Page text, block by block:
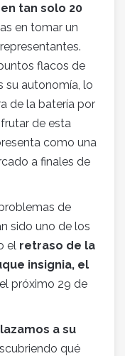
tan solo 20
en tomar un
flacos de
su autonomía, lo
de la batería por
de esta
como una
a finales de
de
sido uno de los
el retraso de la
insignia, el
próximo 29 de
a su
qué